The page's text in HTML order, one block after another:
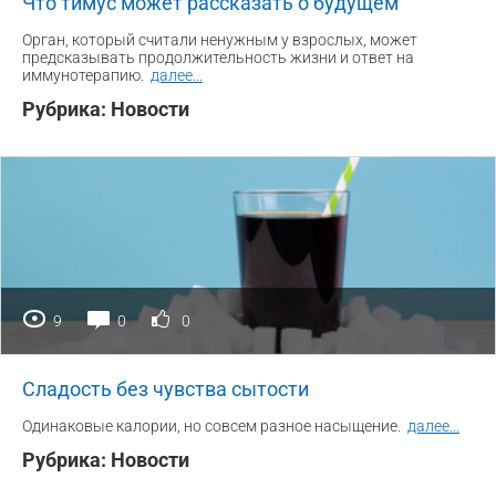
Орган, который считали ненужным у взрослых, может
предсказывать продолжительность жизни и ответ на
иммунотерапию.
далее
Рубрика: Новости
9 0 0
Сладость без чувства сытости
Одинаковые калории, но совсем разное насыщение. далее
Рубрика: Новости